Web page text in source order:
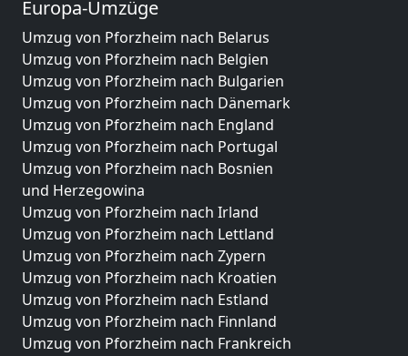
Europa-Umzüge
Umzug von Pforzheim nach Belarus
Umzug von Pforzheim nach Belgien
Umzug von Pforzheim nach Bulgarien
Umzug von Pforzheim nach Dänemark
Umzug von Pforzheim nach England
Umzug von Pforzheim nach Portugal
Umzug von Pforzheim nach Bosnien
und Herzegowina
Umzug von Pforzheim nach Irland
Umzug von Pforzheim nach Lettland
Umzug von Pforzheim nach Zypern
Umzug von Pforzheim nach Kroatien
Umzug von Pforzheim nach Estland
Umzug von Pforzheim nach Finnland
Umzug von Pforzheim nach Frankreich